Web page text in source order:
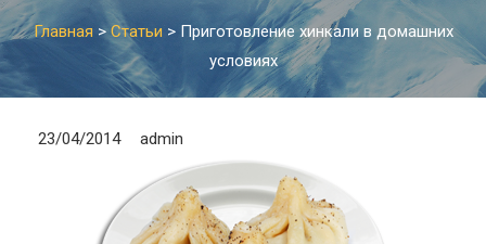
Главная > Статьи > Приготовление хинкали в домашних
условиях
23/04/2014 admin